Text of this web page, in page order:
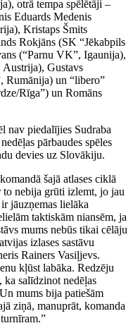
otrā tempa spēlētāji –
Eduards Medenis
Kristaps Šmits
Rokjāns (SK “Jēkabpils
(“Parnu VK”, Igaunija),
Gustavs
Rumānija) un “libero”
Rīga”) un Romāns
nav piedalījies Sudraba
pārbaudes spēles
devies uz Slovākiju.
šajā atlases ciklā
to nebija grūti izlemt, jo jau
jāuzņemas lielāka
taktiskām niansēm, ja
mums nebūs tikai cēlāju
izlases sastāvu
Rainers Vasiļjevs.
kļūst labāka. Redzēju
ka salīdzinot nedēļas
mums bija patiešām
ziņā, manuprāt, komanda